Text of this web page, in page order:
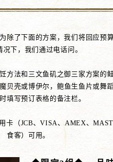
除了下面的方案，我们将回应预算
况下，我们通过电话问。
方法和三文鱼矶之御三家方案的鲑
贝壳或博伊尔，鲍鱼生鱼片或舞蹈
填写预订表格的备注栏。
（JCB、VISA、AMEX、
食客）可用。